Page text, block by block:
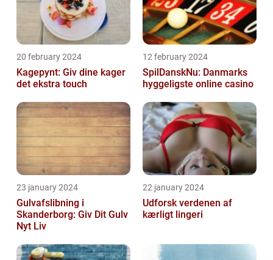
20 february 2024
Kagepynt: Giv dine kager
det ekstra touch
12 february 2024
SpilDanskNu: Danmarks
hyggeligste online casino
23 january 2024
Gulvafslibning i
Skanderborg: Giv Dit Gulv
Nyt Liv
22 january 2024
Udforsk verdenen af
kærligt lingeri